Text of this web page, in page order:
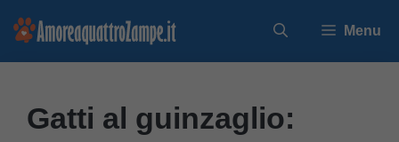
Vai
Menu
Gatti al guinzaglio: